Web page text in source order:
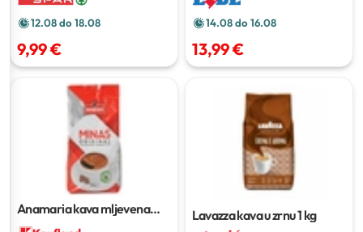
12.08 do 18.08
9,99 €
14.08 do 16.08
13,99 €
Anamaria kava mljevena
400 g
Lavazza kava u zrnu1 kg